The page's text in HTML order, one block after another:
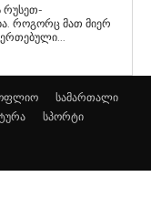
რუსეთ-
სამართალი
სპორტი